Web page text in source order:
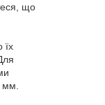
що
їх
мм.